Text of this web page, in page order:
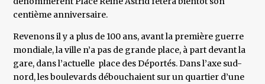
centième anniversaire.
Revenons il y a plus de 100 ans, avant la première guerre
mondiale, la ville n’a pas de grande place, à part devant la
gare, dans l’actuelle place des Déportés. Dans l’axe sud-
nord, les boulevards débouchaient sur un quartier d’une